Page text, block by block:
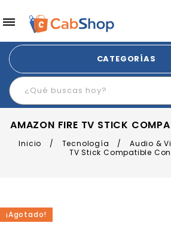
CATEGORÍAS
AMAZON FIRE TV STICK
Inicio / Tecnología / Audio &
TV Stick Compatible
¡Agotado!